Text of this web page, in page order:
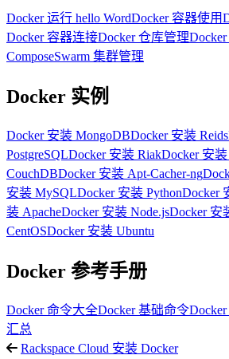
Docker 运行 hello WordDocker 容器使用
Docker 容器连接Docker 仓库管理
ComposeSwarm 集群管理
Docker 实例
Docker 安装 MongoDBDocker 安装 Reids
PostgreSQLDocker 安装 RiakDocker 安装
CouchDBDocker 安装 Apt-Cacher-ng
安装 MySQLDocker 安装 PythonDocker
装 ApacheDocker 安装 Node.jsDocker 安
CentOSDocker 安装 Ubuntu
Docker 参考手册
Docker 命令大全Docker 基础命令
汇总
Rackspace Cloud 安装 Docker